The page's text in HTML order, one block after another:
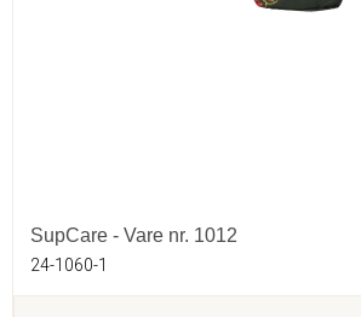
SupCare - Vare nr. 1012
24-1060-1